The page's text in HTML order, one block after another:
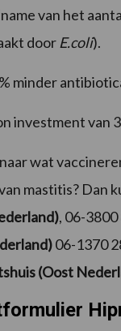
van het
door E.coli).
minder
investment van
wat
mastitis? Dan
, 06-3800
06-1370
(Oost